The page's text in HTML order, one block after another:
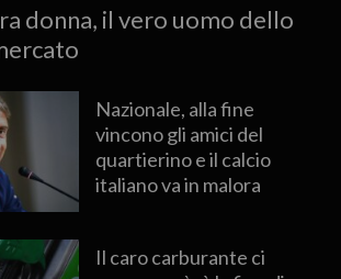
donna, il vero uomo dello
Nazionale, alla fine
vincono gli amici del
quartierino e il calcio
italiano va in malora
Il caro carburante ci